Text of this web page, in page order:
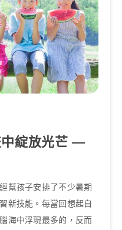
中綻放光芒 —
幫孩子安排了不少暑期
新技能。每當回想起自
海中浮現最多的，反而